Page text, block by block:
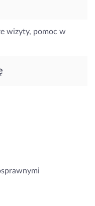
wizyty, pomoc w